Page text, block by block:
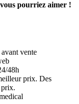
pourriez aimer !
vente
48h
Des
prix.